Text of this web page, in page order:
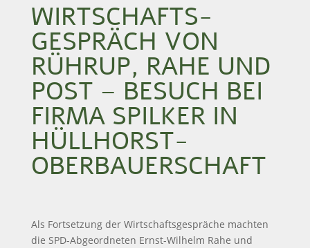
WIRTSCHAFTS­
GESPRÄCH VON
RÜHRUP, RAHE UND
POST – BESUCH BEI
FIRMA SPILKER IN
HÜLLHORST-
OBERBAUERSCHAFT
Als Fortsetzung der Wirtschaftsgespräche machten
die SPD-Abgeordneten Ernst-Wilhelm Rahe und